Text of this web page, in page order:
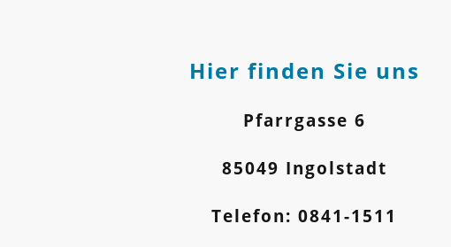
Hier finden Sie uns
Pfarrgasse 6
85049 Ingolstadt
Telefon: 0841-1511